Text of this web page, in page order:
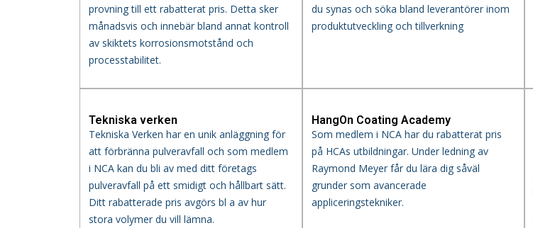
provning till ett rabatterat pris. Detta sker
månadsvis och innebär bland annat kontroll
av skiktets korrosionsmotstånd och
processtabilitet.
du synas och söka bland leverantörer inom
produktutveckling och tillverkning
Tekniska verken
Tekniska Verken har en unik anläggning för
att förbränna pulveravfall och som medlem
i NCA kan du bli av med ditt företags
pulveravfall på ett smidigt och hållbart sätt.
Ditt rabatterade pris avgörs bl a av hur
stora volymer du vill lämna.
HangOn Coating Academy
Som medlem i NCA har du rabatterat pris
på HCAs utbildningar. Under ledning av
Raymond Meyer får du lära dig såväl
grunder som avancerade
appliceringstekniker.